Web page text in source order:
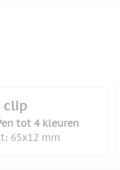
clip
tot 4 kleuren
65x12 mm